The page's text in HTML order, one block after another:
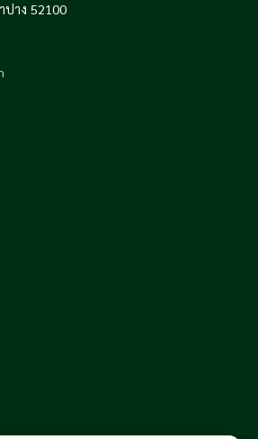
ปาง 52100